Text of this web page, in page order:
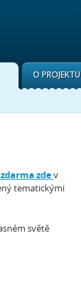
O PROJEKTU
zdev
tematickými
světě